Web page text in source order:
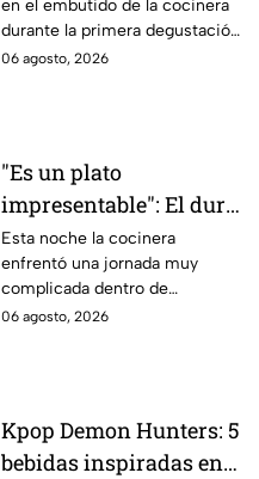
en la gala de mandiles
negros de MasterChef
24/7
en el embutido de la cocinera
durante la primera degustación
de la noche
06 agosto, 2026
"Es un plato
impresentable": El duro
regaño que hizo llorar a
Michelle dentro de
MasterChef 24/7
Esta noche la cocinera
enfrentó una jornada muy
complicada dentro de
MasterChef 24/7.
06 agosto, 2026
Kpop Demon Hunters: 5
bebidas inspiradas en